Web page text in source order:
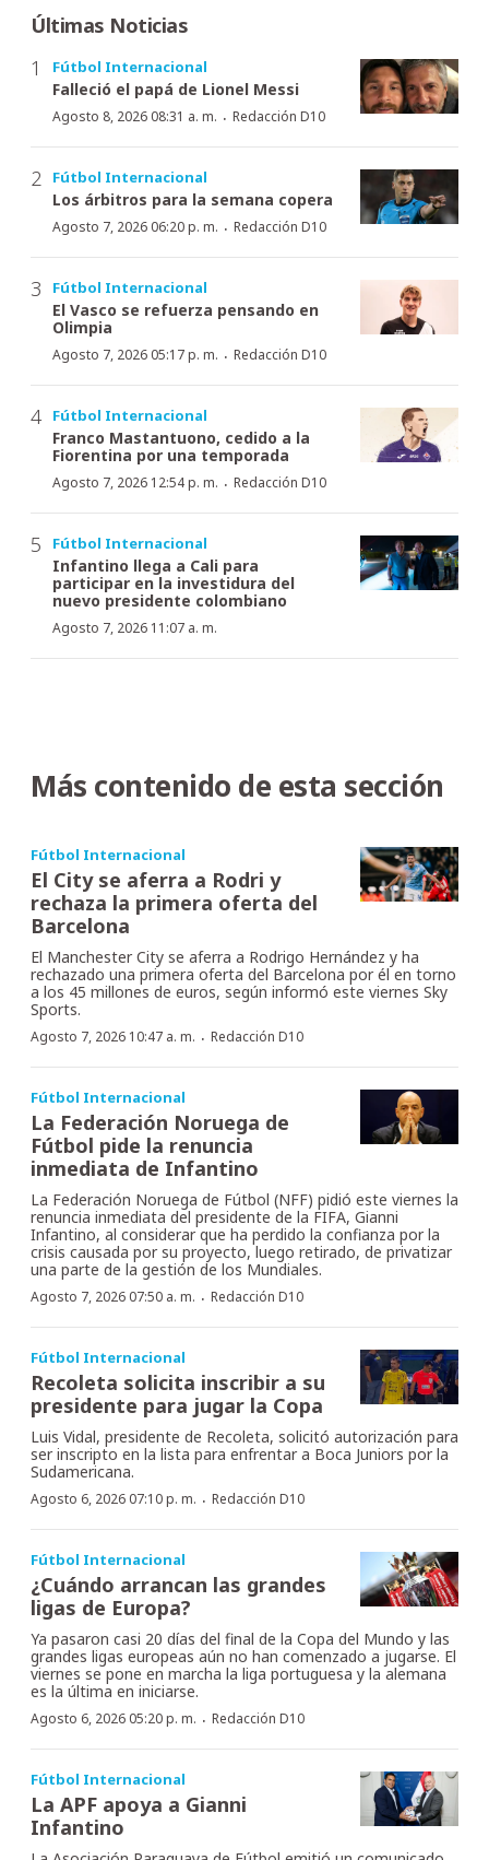
Últimas Noticias
Fútbol Internacional
Falleció el papá de Lionel Messi
Agosto 8, 2026 08:31 a. m. · Redacción D10
Fútbol Internacional
Los árbitros para la semana copera
Agosto 7, 2026 06:20 p. m. · Redacción D10
Fútbol Internacional
El Vasco se refuerza pensando en
Olimpia
Agosto 7, 2026 05:17 p. m. · Redacción D10
Fútbol Internacional
Franco Mastantuono, cedido a la
Fiorentina por una temporada
Agosto 7, 2026 12:54 p. m. · Redacción D10
Fútbol Internacional
Infantino llega a Cali para
participar en la investidura del
nuevo presidente colombiano
Agosto 7, 2026 11:07 a. m.
Más contenido de esta sección
Fútbol Internacional
El City se aferra a Rodri y
rechaza la primera oferta del
Barcelona
El Manchester City se aferra a Rodrigo Hernández y ha
rechazado una primera oferta del Barcelona por él en torno
a los 45 millones de euros, según informó este viernes Sky
Sports.
Agosto 7, 2026 10:47 a. m. · Redacción D10
Fútbol Internacional
La Federación Noruega de
Fútbol pide la renuncia
inmediata de Infantino
La Federación Noruega de Fútbol (NFF) pidió este viernes la
renuncia inmediata del presidente de la FIFA, Gianni
Infantino, al considerar que ha perdido la confianza por la
crisis causada por su proyecto, luego retirado, de privatizar
una parte de la gestión de los Mundiales.
Agosto 7, 2026 07:50 a. m. · Redacción D10
Fútbol Internacional
Recoleta solicita inscribir a su
presidente para jugar la Copa
Luis Vidal, presidente de Recoleta, solicitó autorización para
ser inscripto en la lista para enfrentar a Boca Juniors por la
Sudamericana.
Agosto 6, 2026 07:10 p. m. · Redacción D10
Fútbol Internacional
¿Cuándo arrancan las grandes
ligas de Europa?
Ya pasaron casi 20 días del final de la Copa del Mundo y las
grandes ligas europeas aún no han comenzado a jugarse. El
viernes se pone en marcha la liga portuguesa y la alemana
es la última en iniciarse.
Agosto 6, 2026 05:20 p. m. · Redacción D10
Fútbol Internacional
La APF apoya a Gianni
Infantino